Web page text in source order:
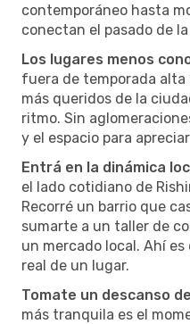
contemporáneo hasta
conectan el pasado de
Los lugares menos
fuera de temporada
más queridos de la
ritmo. Sin
y el espacio para
Entrá en la dinámica
el lado cotidiano de
Recorré un barrio que
sumarte a un taller de
un mercado local. Ahí
real de un lugar.
Tomate un descanso
más tranquila es el